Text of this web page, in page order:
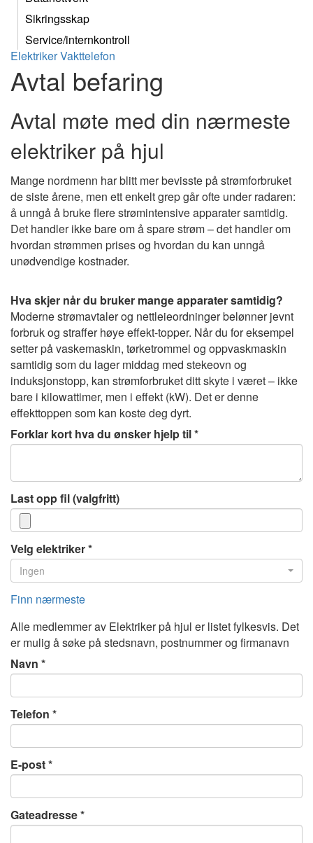
Sikringsskap
Service/internkontroll
ElektrikerVakttelefon
Avtal befaring
Avtal møte med din nærmeste
elektriker på hjul
Mange nordmenn har blitt mer bevisste på strømforbruket
de siste årene, men ett enkelt grep går ofte under radaren:
å unngå å bruke flere strømintensive apparater samtidig.
Det handler ikke bare om å spare strøm – det handler om
hvordan strømmen prises og hvordan du kan unngå
unødvendige kostnader.
Hva skjer når du bruker mange apparater samtidig?
Moderne strømavtaler og nettleieordninger belønner jevnt
forbruk og straffer høye effekt-topper. Når du for eksempel
setter på vaskemaskin, tørketrommel og oppvaskmaskin
samtidig som du lager middag med stekeovn og
induksjonstopp, kan strømforbruket ditt skyte i været – ikke
bare i kilowattimer, men i effekt (kW). Det er denne
effekttoppen som kan koste deg dyrt.
Forklar kort hva du ønsker hjelp til
Last opp fil (valgfritt)
Velg elektriker
Ingen
Finn nærmeste
Alle medlemmer av Elektriker på hjul er listet fylkesvis. Det
er mulig å søke på stedsnavn, postnummer og firmanavn
Navn
Telefon
E-post
Gateadresse